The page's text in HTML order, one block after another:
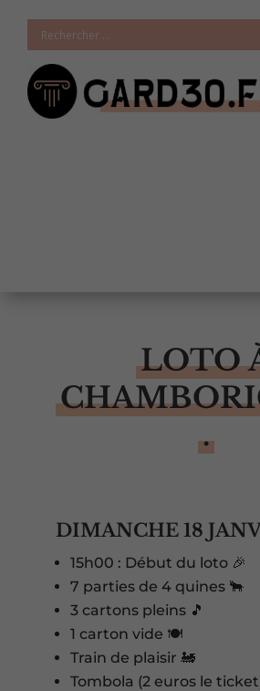
LOTO
.
DIMANCHE 18
15h00 : Début du loto 🎉
7 parties de 4 quines 🐂
3 cartons pleins 🎵
1 carton vide 🍽️
Train de plaisir 🚂
Tombola (2 euros le